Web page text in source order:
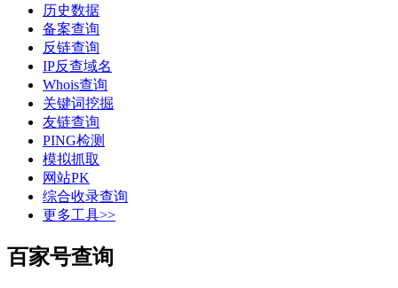
历史数据
备案查询
反链查询
IP反查域名
Whois查询
关键词挖掘
友链查询
PING检测
模拟抓取
网站PK
综合收录查询
更多工具>>
百家号查询